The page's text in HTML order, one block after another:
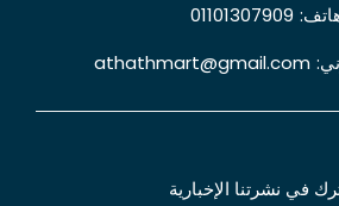
01101307909
athathmart@gmail.com
في نشرتنا الإخبارية